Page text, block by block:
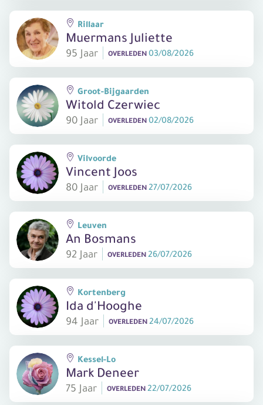
Muermans Juliette
95 Jaar
Rillaar
OVERLEDEN 03/08/2026
Witold Czerwiec
90 Jaar
Groot-Bijgaarden
OVERLEDEN 02/08/2026
Vincent Joos
80 Jaar
Vilvoorde
OVERLEDEN 27/07/2026
An Bosmans
92 Jaar
Leuven
OVERLEDEN 26/07/2026
Ida d'Hooghe
94 Jaar
Kortenberg
OVERLEDEN 24/07/2026
Mark Deneer
75 Jaar
Kessel-Lo
OVERLEDEN 22/07/2026